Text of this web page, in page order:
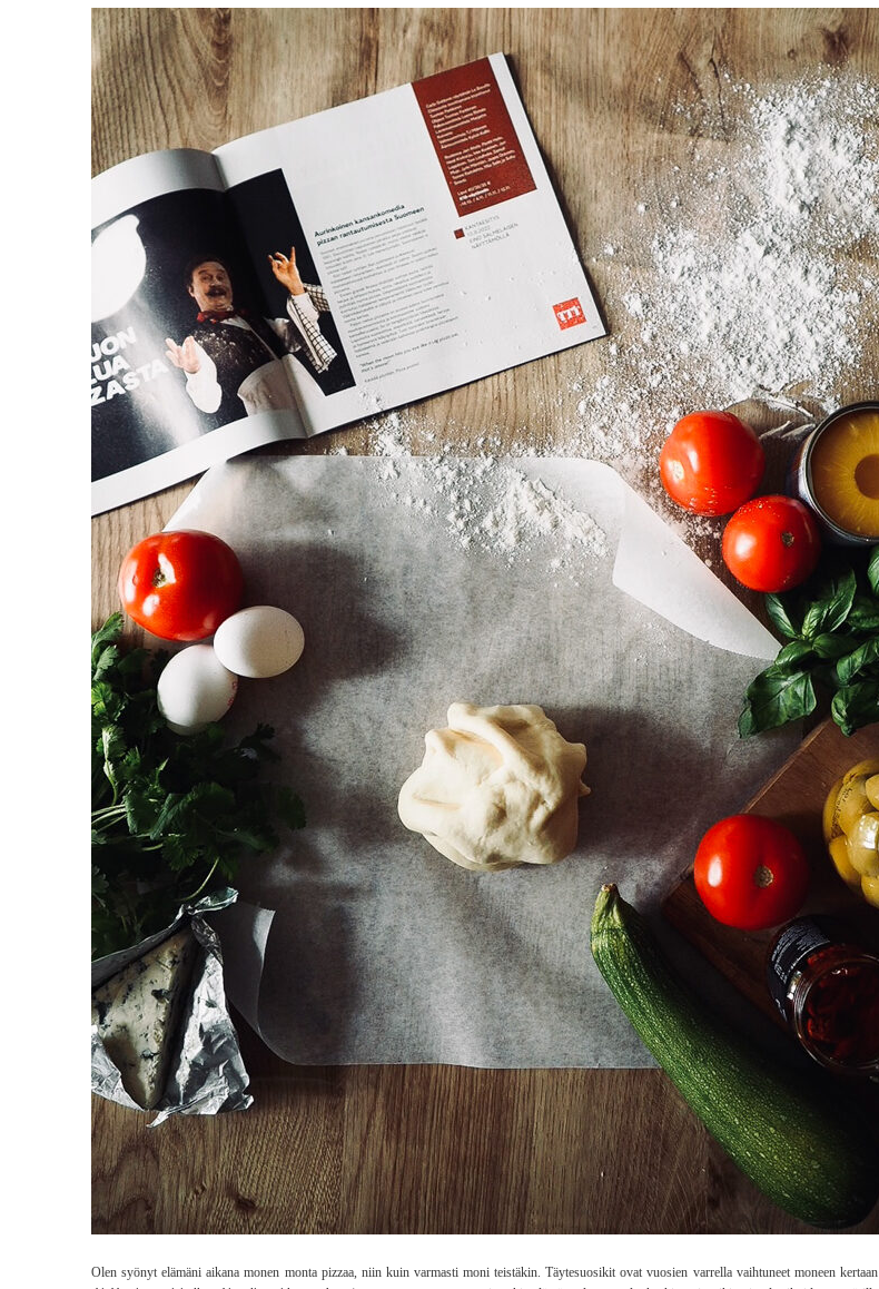
Olen syönyt elämäni aikana monen monta pizzaa, niin kuin varmasti moni teistäkin. Täytesuosikit ovat vuosien varrella vaihtuneet moneen kertaan